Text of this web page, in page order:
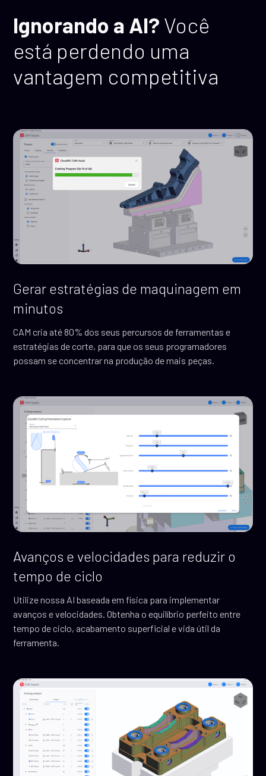
Ignorando a AI? Você
está perdendo uma
vantagem competitiva
Gerar estratégias de maquinagem em
minutos
CAM cria até 80% dos seus percursos de ferramentas e
estratégias de corte, para que os seus programadores
possam se concentrar na produção de mais peças.
Avanços e velocidades para reduzir o
tempo de ciclo
Utilize nossa AI baseada em física para implementar
avanços e velocidades. Obtenha o equilíbrio perfeito entre
tempo de ciclo, acabamento superficial e vida útil da
ferramenta.